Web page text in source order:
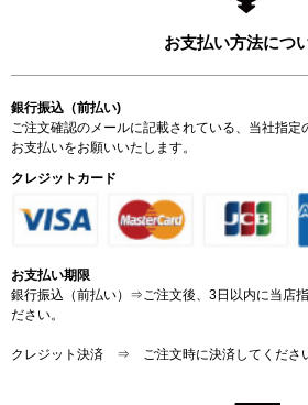
お支払い方法につ
銀行振込（前払い)
ご注文確認のメールに記載されている、当社指
お支払いをお願いいたします。
クレジットカード
お支払い期限
銀行振込（前払い）⇒ご注文後、3日以内に当店
ださい。
クレジット決済 ⇒ ご注文時に決済してくださ